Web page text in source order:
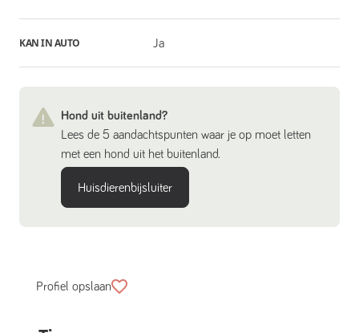
KAN IN AUTO Ja
Hond uit buitenland?
Lees de 5 aandachtspunten waar je op moet letten
met een hond uit het buitenland.
Huisdierenbijsluiter
Profiel opslaan